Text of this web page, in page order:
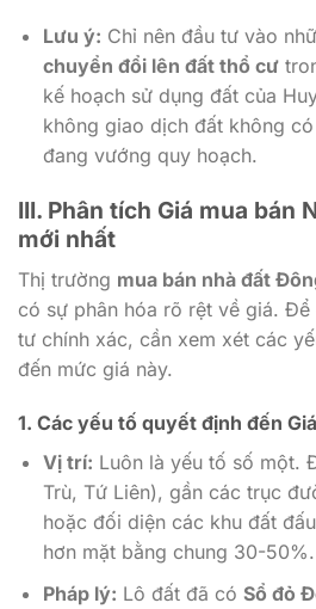
Lưu ý: Chỉ nên đầu tư vào
chuyển đổi lên đất thổ cư
kế hoạch sử dụng đất của
không giao dịch đất không
đang vướng quy hoạch.
III. Phân tích Giá mua bán
mới nhất
Thị trường mua bán nhà đất
có sự phân hóa rõ rệt về giá.
tư chính xác, cần xem xét các
đến mức giá này.
1. Các yếu tố quyết định đến
Vị trí: Luôn là yếu tố số một.
Trù, Tứ Liên), gần các trục
hoặc đối diện các khu đất
hơn mặt bằng chung 30-50%.
Pháp lý: Lô đất đã có Sổ đỏ